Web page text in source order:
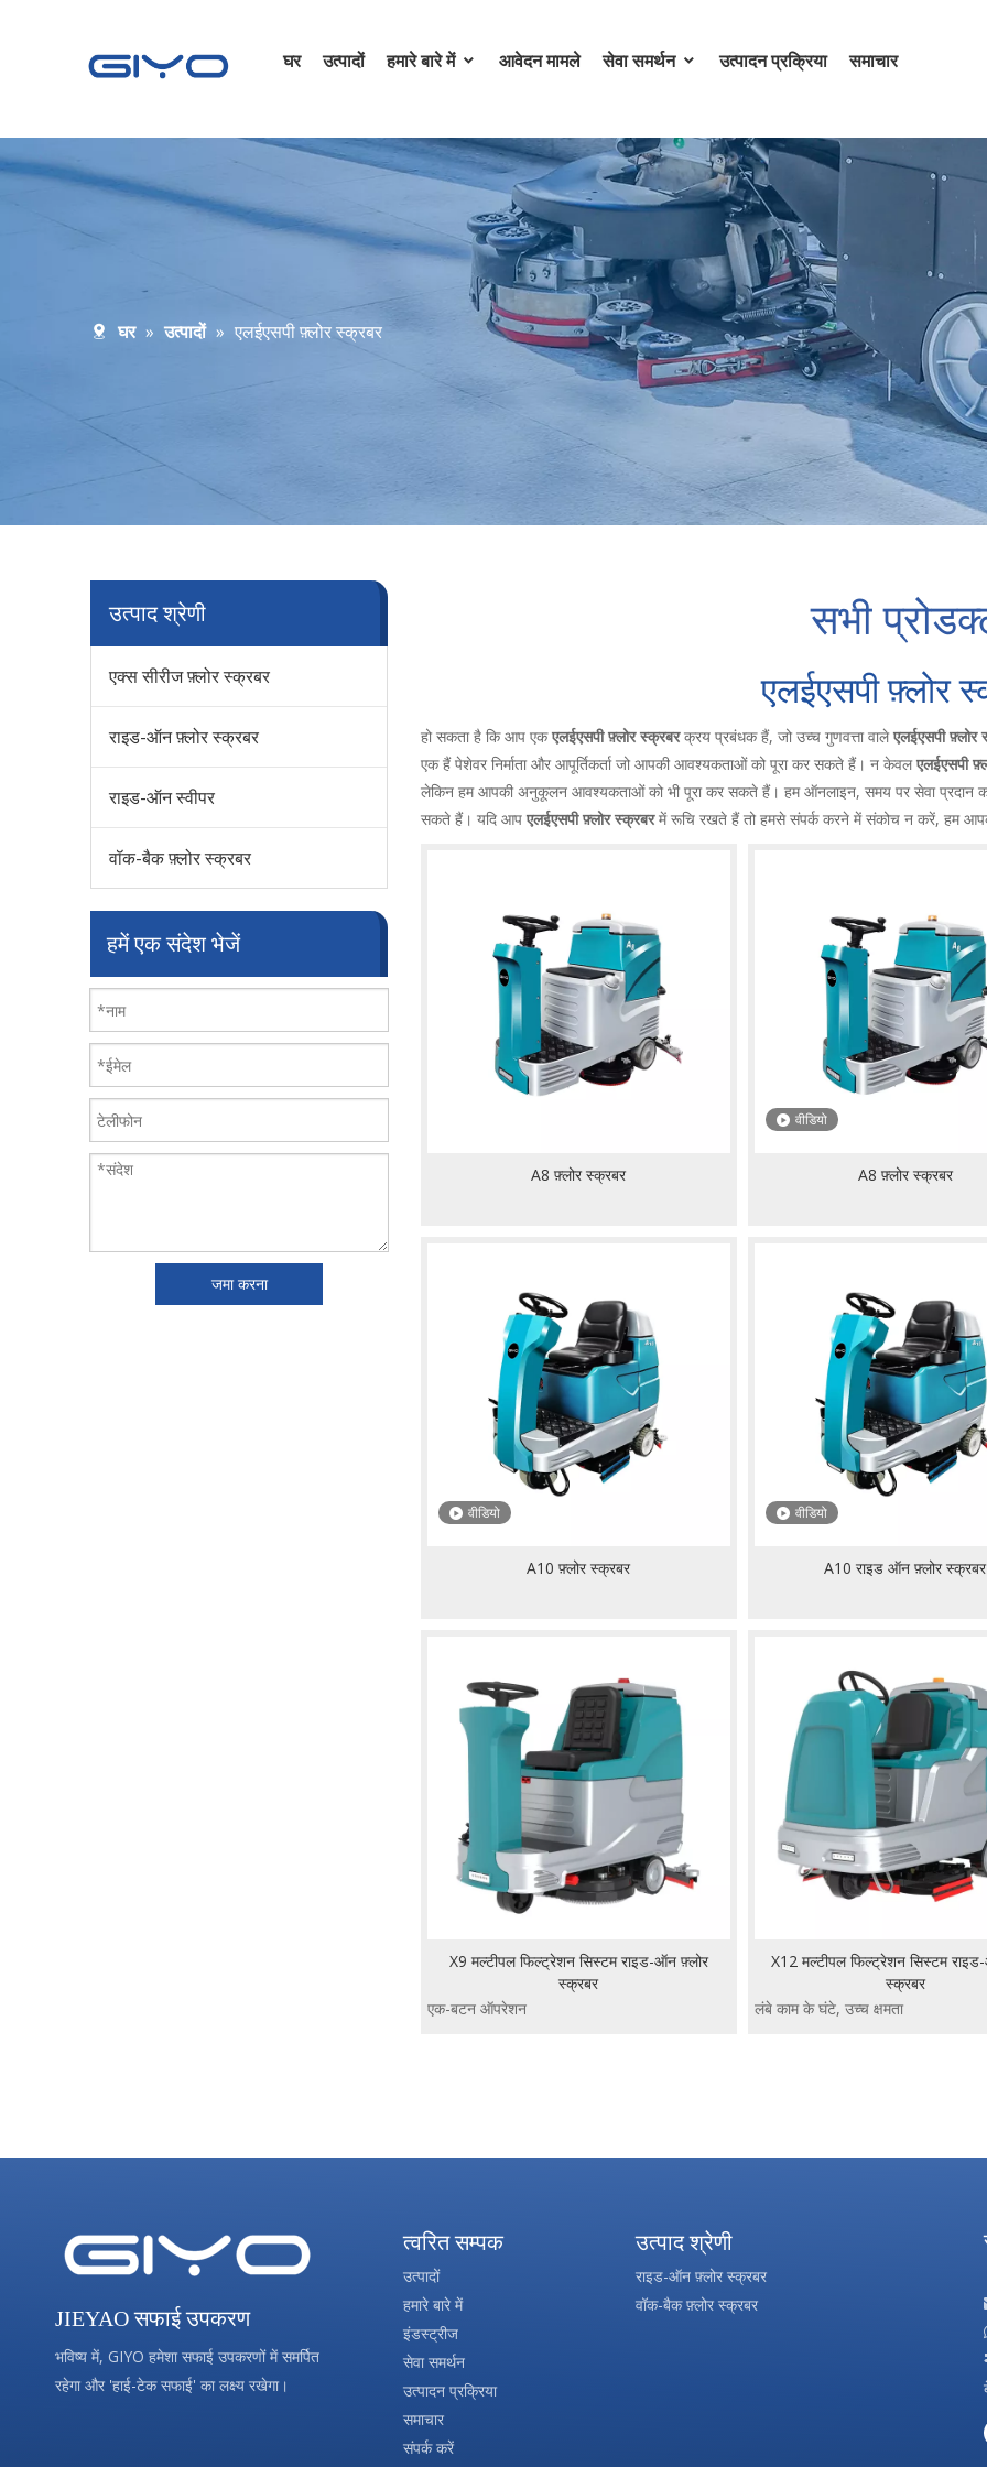
घर उत्पादों हमारे बारे में आवेदन मामले सेवा समर्थन उत्पादन प्रक्रिया समाचार
घर » उत्पादों » एलईएसपी फ़्लोर स्क्रबर
उत्पाद श्रेणी
एक्स सीरीज फ़्लोर स्क्रबर
राइड-ऑन फ़्लोर स्क्रबर
राइड-ऑन स्वीपर
वॉक-बैक फ़्लोर स्क्रबर
हमें एक संदेश भेजें
जमा करना
सभी
एलईएसपी फ़्लोर
हो सकता है कि आप एकएलईएसपी फ़्लोर स्क्रबरक्रय प्रबंधक हैं, जो उच्च गुणवत्ता वालेएलईएसपी फ़्लोर
एक हैं पेशेवर निर्माता और आपूर्तिकर्ता जो आपकी आवश्यकताओं को पूरा कर सकते हैं। न केवलएलईएसपी
लेकिन हम आपकी अनुकूलन आवश्यकताओं को भी पूरा कर सकते हैं। हम ऑनलाइन, समय पर सेवा
सकते हैं। यदि आप एलईएसपी फ़्लोर स्क्रबरमें रूचि रखते हैं तो हमसे संपर्क करने में संकोच न करें, हम
A8 फ़्लोर स्क्रबर
वीडियो
A8 फ़्लोर स्क्रबर
वीडियो
A10 फ़्लोर स्क्रबर
वीडियो
A10 राइड ऑन फ़्लोर स्क्रबर
X9 मल्टीपल फिल्ट्रेशन सिस्टम राइड-ऑन फ़्लोर
स्क्रबर
एक-बटन ऑपरेशन
X12 मल्टीपल फिल्ट्रेशन सिस्टम
स्क्रबर
लंबे काम के घंटे, उच्च क्षमता
JIEYAO सफाई उपकरण
भविष्य में, GIYO हमेशा सफाई उपकरणों में समर्पित
रहेगा और 'हाई-टेक सफाई' का लक्ष्य रखेगा।
त्वरित सम्पक
उत्पादों
हमारे बारे में
इंडस्ट्रीज
सेवा समर्थन
उत्पादन प्रक्रिया
समाचार
संपर्क करें
उत्पाद श्रेणी
राइड-ऑन फ़्लोर स्क्रबर
वॉक-बैक फ़्लोर स्क्रबर